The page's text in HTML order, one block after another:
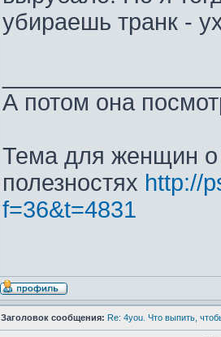
убираешь транк -
А потом она
Тема для женщин о
полезностях http://
f=36&t=4831
Заголовок сообщения: Re: 4you. Что выпить,